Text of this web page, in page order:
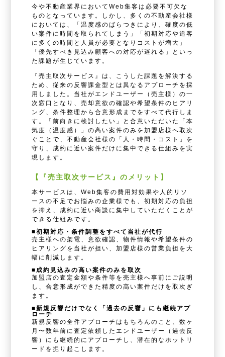
今や不動産業界においてWeb集客は必要不可欠な
ものとなっています。しかし、多くの不動産会社様
においては、「温度感のばらつきにより、確度の低
い案件に時間を取られてしまう」「初期対応や追客
に多くの時間と人員が必要となりコストが増大」
「優先すべき見込み顧客への対応が遅れる」といっ
た課題が生じています。
『売主取次サービス』は、こうした課題を解決する
ため、従来の反響課金型とは異なるアプローチを採
用しました。当社がエンドユーザー（売主様）の一
次窓口となり、売却意欲の確認や希望条件のヒアリ
ング、条件整理から合意形成までをすべて代行しま
す。「前向きに検討したい」と合意いただいた「本
気度（温度感）」の高い案件のみを加盟店様へ取次
ぐことで、不動産会社様の「人・時間・コスト」を
守り、成約に近い案件だけに集中できる仕組みを実
現します。
【『売主取次サービス』のメリット】
本サービスは、Web集客の費用対効果や人的リソ
ースの不足でお悩みの企業様でも、初期対応の負担
を抑え、成約に近い商談に集中していただくことが
できる仕組みです。
■初期対応・条件調整をすべて当社が代行
売主様への架電、意欲確認、物件情報や希望条件の
ヒアリングを当社が担い、加盟店様の営業負担を大
幅に削減します。
■成約見込みの高い案件のみを取次
加盟店の査定金額や条件等を売主様へ事前にご説明
し、合意形成ができた精度の高い案件だけを取次ぎ
ます。
■新規反響だけでなく「過去の反響」にも継続アプ
ローチ
新規反響の全件アプローチはもちろんのこと、数ヶ
月〜数年前に査定依頼したエンドユーザー（過去反
響）にも継続的にアプローチし、潜在的なホットリ
ードを掘り起こします。